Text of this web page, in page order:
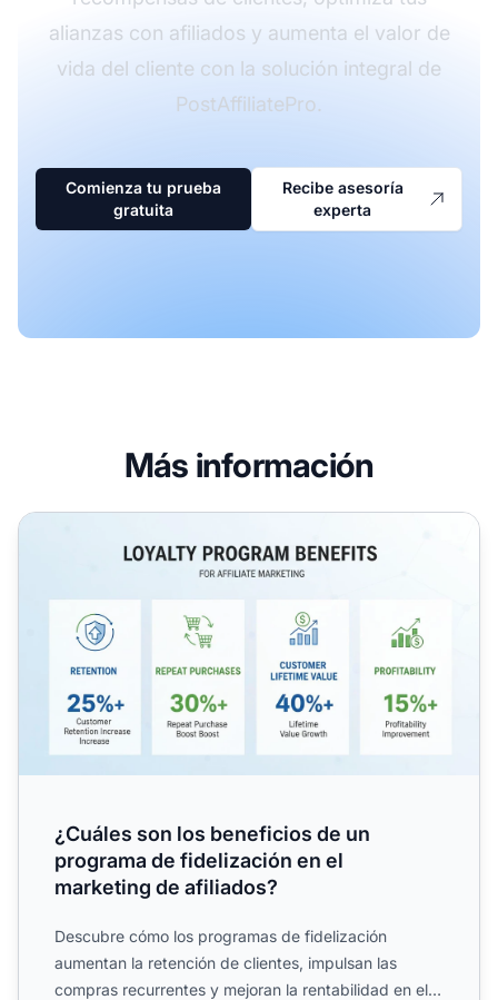
alianzas con afiliados y aumenta el valor de
vida del cliente con la solución integral de
PostAffiliatePro.
Comienza tu prueba
gratuita
Recibe asesoría
experta
Más información
¿Cuáles son los beneficios de un programa de
¿Cuáles son los beneficios de un
programa de fidelización en el
marketing de afiliados?
Descubre cómo los programas de fidelización
aumentan la retención de clientes, impulsan las
compras recurrentes y mejoran la rentabilidad en el